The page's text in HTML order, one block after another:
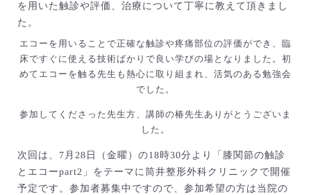
を用いた触診や評価、治療について丁寧に教えて頂きまし
た。
エコーを用いることで正確な触診や疼痛部位の評価ができ、臨
床ですぐに使える技術ばかりで良い学びの場となりました。初
めてエコーを触る先生も熱心に取り組まれ、活気のある勉強会
でした。
参加してくださった先生方、講師の椿先生ありがとうございま
した。
次回は、7月28日（金曜）の18時30分より「膝関節の触診
とエコーpart2」をテーマに筒井整形外科クリニックで開催
予定です。参加者募集中ですので、参加希望の方は当院の